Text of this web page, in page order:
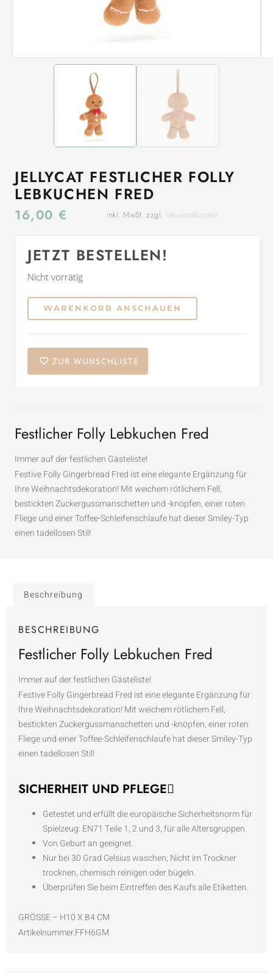
JELLYCAT FESTLICHER FOLLY
LEBKUCHEN FRED
16,00 € inkl. MwSt. zzgl.Versandkosten
JETZT BESTELLEN!
Nicht vorrätig
WARENKORB ANSCHAUEN
ZUR WUNSCHLISTE
Festlicher Folly Lebkuchen Fred
Immer auf der festlichen Gästeliste!
Festive Folly Gingerbread Fred ist eine elegante Ergänzung für
Ihre Weihnachtsdekoration! Mit weichem rötlichem Fell,
bestickten Zuckergussmanschetten und -knöpfen, einer roten
Fliege und einer Toffee-Schleifenschlaufe hat dieser Smiley-Typ
einen tadellosen Stil!
Beschreibung
BESCHREIBUNG
Festlicher Folly Lebkuchen Fred
Immer auf der festlichen Gästeliste!
Festive Folly Gingerbread Fred ist eine elegante Ergänzung für
Ihre Weihnachtsdekoration! Mit weichem rötlichem Fell,
bestickten Zuckergussmanschetten und -knöpfen, einer roten
Fliege und einer Toffee-Schleifenschlaufe hat dieser Smiley-Typ
einen tadellosen Stil!
SICHERHEIT UND PFLEGE
Getestet und erfüllt die europäische Sicherheitsnorm für
Spielzeug: EN71 Teile 1, 2 und 3, für alle Altersgruppen.
Von Geburt an geeignet.
Nur bei 30 Grad Celsius waschen; Nicht im Trockner
trocknen, chemisch reinigen oder bügeln.
Überprüfen Sie beim Eintreffen des Kaufs alle Etiketten.
GRÖSSE – H10 X B4 CM
Artikelnummer.FFH6GM